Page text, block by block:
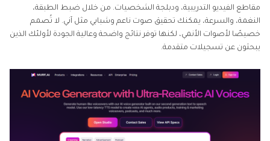
مقاطع الفيديو التدريبية، ودبلجة الشخصيات. من خلال ضبط الطبقة،
النغمة، والسرعة، يمكنك تحقيق صوت ناعم وشبابي مثل آني. لا تُصمم
خصيصًا لأصوات الأنمي، لكنها توفر نتائج واضحة وعالية الجودة لأولئك الذين
يبحثون عن تسجيلات متقدمة.